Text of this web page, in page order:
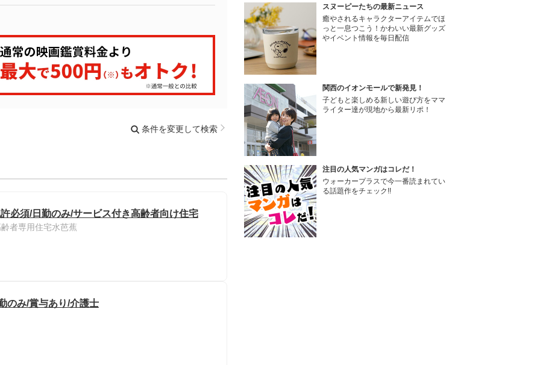
条件を変更して検索
必須/日勤のみ/サービス付き高齢者向け住宅
者専用住宅水芭蕉
のみ/賞与あり/介護士
スヌーピーたちの最新ニュース
癒やされるキャラクターアイテムでほ
っと一息つこう！かわいい最新グッズ
やイベント情報を毎日配信
関西のイオンモールで新発見！
子どもと楽しめる新しい遊び方をママ
ライター達が現地から最新リポ！
注目の人気マンガはコレだ！
ウォーカープラスで今一番読まれてい
る話題作をチェック!!